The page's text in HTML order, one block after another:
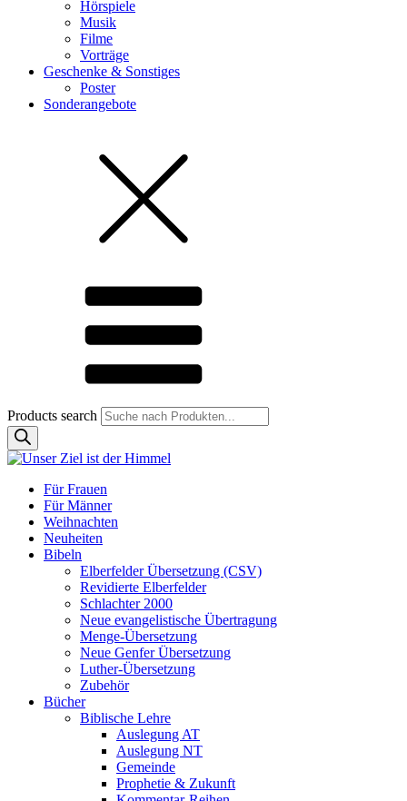
Hörspiele
Musik
Filme
Vorträge
Geschenke & Sonstiges
Poster
Sonderangebote
Products search
Für Frauen
Für Männer
Weihnachten
Neuheiten
Bibeln
Elberfelder Übersetzung (CSV)
Revidierte Elberfelder
Schlachter 2000
Neue evangelistische Übertragung
Menge-Übersetzung
Neue Genfer Übersetzung
Luther-Übersetzung
Zubehör
Bücher
Biblische Lehre
Auslegung AT
Auslegung NT
Gemeinde
Prophetie & Zukunft